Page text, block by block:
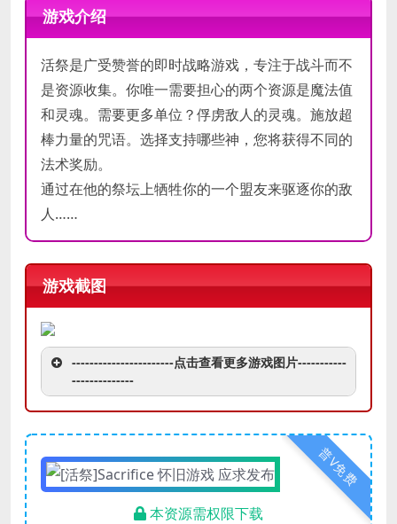
配置
DirectX®:7
Hard Drive:650MB
Sound:
DirectSound
配置
DirectX®:7
Hard Drive:650MB
Sound:
DirectSound
游戏介绍
活祭是广受赞誉的即时战略游戏，专注于战斗而不
是资源收集。你唯一需要担心的两个资源是魔法值
和灵魂。需要更多单位？俘虏敌人的灵魂。施放超
棒力量的咒语。选择支持哪些神，您将获得不同的
法术奖励。
通过在他的祭坛上牺牲你的一个盟友来驱逐你的敌
人……
游戏截图
-----------------------点击查看更多游戏图片-----------
--------------
普V免费
本资源需权限下载